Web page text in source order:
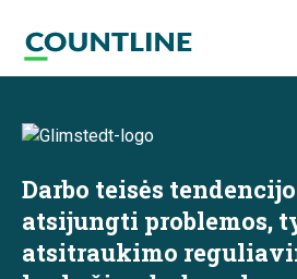
Darbo teisės
atsijungti problemos,
atsitraukimo